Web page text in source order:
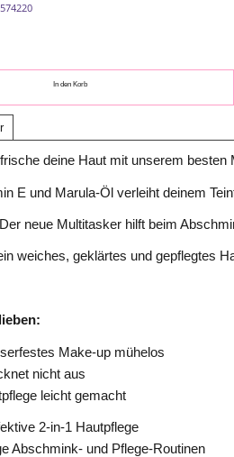
In den Korb
deine Haut mit unserem
E und Marula-Öl verleiht deinem
neue Multitasker hilft beim
weiches, geklärtes und gepflegtes
Make-up mühelos
nicht aus
leicht gemacht
2-in-1 Hautpflege
Abschmink- und Pflege-Routinen